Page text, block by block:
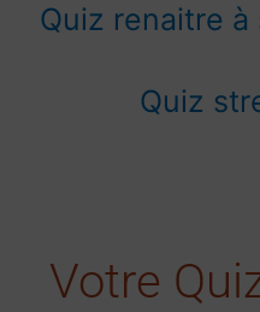
Quiz renaitre
Quiz
Votre